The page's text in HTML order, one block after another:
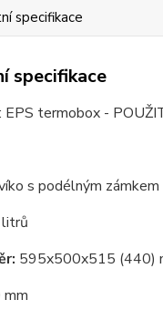
specifikace
specifikace
EPS termobox -
s podélným zámkem
litrů
595x500x515 (440)